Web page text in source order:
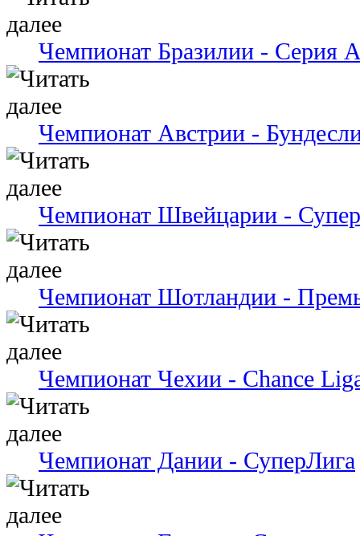
Чемпионат Бразилии - Серия
Чемпионат Австрии -
Чемпионат Швейцарии -
Чемпионат Шотландии -
Чемпионат Чехии - Chance
Чемпионат Дании - СуперЛига